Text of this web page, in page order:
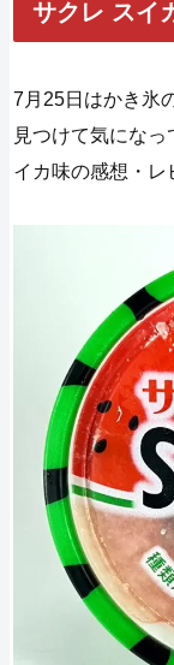
サクレ スイ
7月25日はかき氷
見つけて気にな
イカ味の感想・レ